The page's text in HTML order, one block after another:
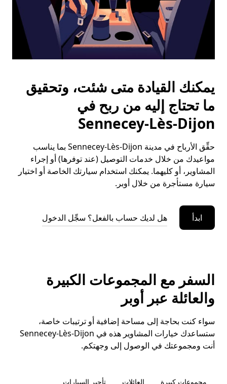
يمكنك القيادة متى شئت، وتحقيق
ما تحتاج إليه من ربح في
Sennecey-Lès-Dijon
حقِّق الأرباح في مدينة Sennecey-Lès-Dijon بما يناسب
مواعيدك من خلال خدمات التوصيل (عند توفرها) أو إجراء
المشاوير، أو كليهما. يمكنك استخدام سيارتك الخاصة أو اختيار
سيارة مستأجرة من خلال أوبر.
ابدأ هل لديك حساب بالفعل؟ سجِّل الدخول
السفر مع المجموعات الكبيرة
والعائلة عبر أوبر
سواء كنت بحاجة إلى مساحة إضافية أو ترتيبات خاصة،
ستساعدك خيارات المشاوير هذه في Sennecey-Lès-Dijon
أنت ومجموعتك في الوصول إلى وجهتكم.
مجموعات كبيرة العائلات تأجير السيارات